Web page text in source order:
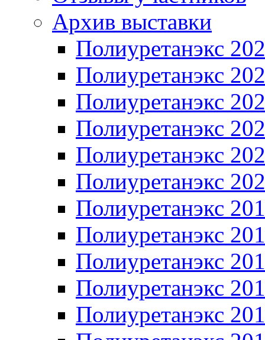
Архив выставки
Полиуретанэкс
Полиуретанэкс
Полиуретанэкс
Полиуретанэкс
Полиуретанэкс
Полиуретанэкс
Полиуретанэкс
Полиуретанэкс
Полиуретанэкс
Полиуретанэкс
Полиуретанэкс